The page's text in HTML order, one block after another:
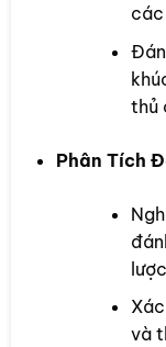
các
thủ
Phân Tích
và